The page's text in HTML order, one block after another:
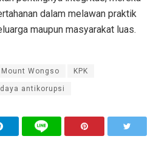
dalam melawan praktik
maupun masyarakat luas.
Wongso KPK
antikorupsi